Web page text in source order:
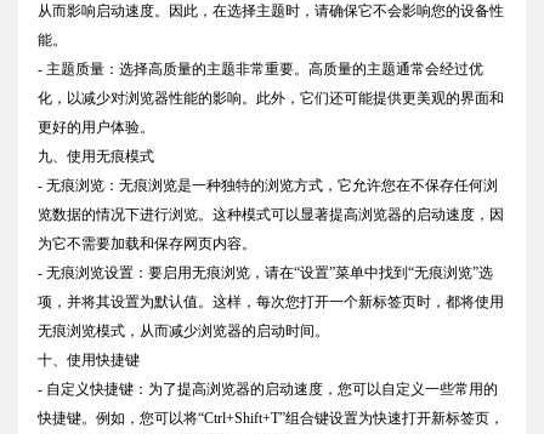
从而影响启动速度。因此，在选择主题时，请确保它不会影响您的设备性
能。
- 主题质量：选择高质量的主题非常重要。高质量的主题通常会经过优
化，以减少对浏览器性能的影响。此外，它们还可能提供更美观的界面和
更好的用户体验。
九、使用无痕模式
- 无痕浏览：无痕浏览是一种独特的浏览方式，它允许您在不保存任何浏
览数据的情况下进行浏览。这种模式可以显著提高浏览器的启动速度，因
为它不需要加载和保存网页内容。
- 无痕浏览设置：要启用无痕浏览，请在“设置”菜单中找到“无痕浏览”选
项，并将其设置为默认值。这样，每次您打开一个新标签页时，都将使用
无痕浏览模式，从而减少浏览器的启动时间。
十、使用快捷键
- 自定义快捷键：为了提高浏览器的启动速度，您可以自定义一些常用的
快捷键。例如，您可以将“Ctrl+Shift+T”组合键设置为快速打开新标签页，